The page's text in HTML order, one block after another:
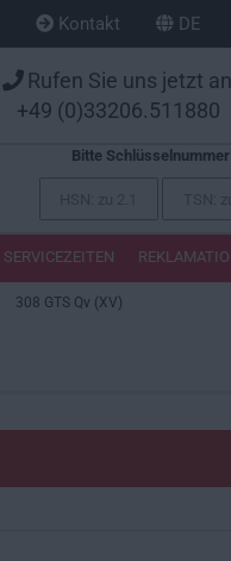
Kontakt DE
Rufen Sie uns jetzt an
+49 (0)33206.511880
Bitte
SERVICEZEITEN
308 GTS Qv (XV)